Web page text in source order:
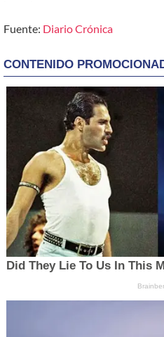
Fuente: Diario Crónica